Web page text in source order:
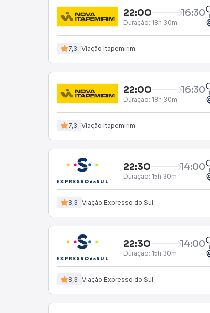
22:00 16:30
Duração: 18h 30m
7,3 Viação Itapemirim
22:00 16:30
Duração: 18h 30m
7,3 Viação Itapemirim
22:30 14:00
Duração: 15h 30m
8,3 Viação Expresso do Sul
22:30 14:00
Duração: 15h 30m
8,3 Viação Expresso do Sul